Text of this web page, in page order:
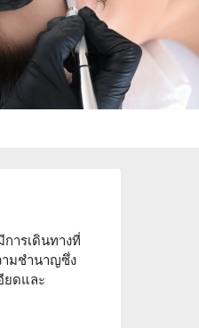
ารเดินทางที่
ามชำนาญซึ่ง
ยดและ
ส่ใจแฟชั่นที่